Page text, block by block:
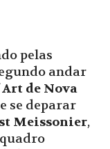
pelas
andar
de Nova
se deparar
Meissonier,